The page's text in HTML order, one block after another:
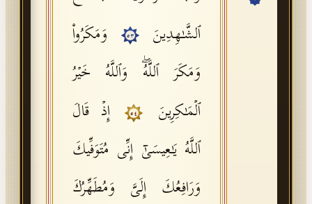
Tajweed Guide
Font Edition Tester
ٱلشَّـٰهِدِینَ
٥٣
وَمَكَرُوا۟
وَمَكَرَ ٱللَّهُۖ وَٱللَّهُ خَیۡرُ
ٱلۡمَـٰكِرِینَ
٥٤
إِذۡ قَالَ
ٱللَّهُ یَـٰعِیسَىٰۤ إِنِّی مُتَوَفِّیكَ
وَرَافِعُكَ إِلَیَّ وَمُطَهِّرُكَ